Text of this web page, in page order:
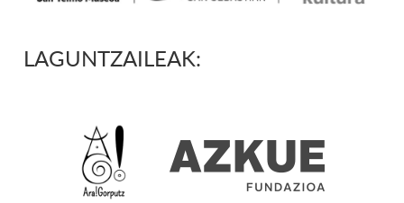
LAGUNTZAILEAK: